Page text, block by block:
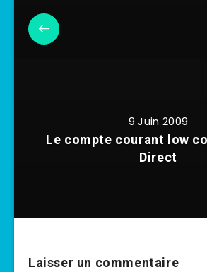
9 Juin 2009
Le compte courant low
Direct
Laisser un commentaire